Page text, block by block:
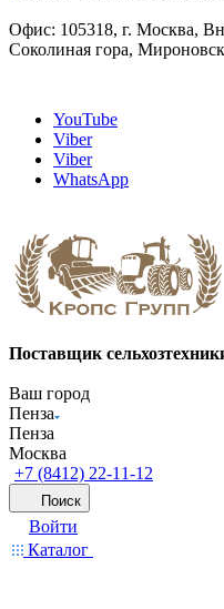
Офис: 105318, г. Москва,
Соколиная гора,
YouTube
Viber
Viber
WhatsApp
Поставщик
Ваш город
Пенза
Пенза
Москва
+7 (8412) 22-11-12
Поиск
Войти
Каталог